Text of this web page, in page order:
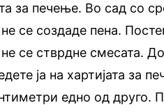
за печење. Во сад со
се создаде пена.
се стврдне смесата.
ја на хартијата за
едно од друго.